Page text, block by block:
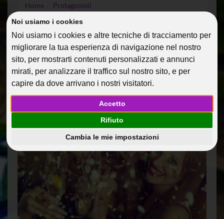
Noi usiamo i cookies
Noi usiamo i cookies e altre tecniche di tracciamento per
migliorare la tua esperienza di navigazione nel nostro
sito, per mostrarti contenuti personalizzati e annunci
mirati, per analizzare il traffico sul nostro sito, e per
capire da dove arrivano i nostri visitatori.
Accetto
Rifiuto
Cambia le mie impostazioni
Home
Protagonisti
CAPODANNO SPEED:
PAROLE IN LIBERTÀ
03 Gen 2015 Protagonisti Riccobono